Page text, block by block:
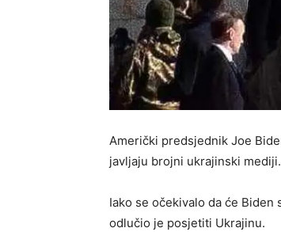
Američki predsjednik Joe
javljaju brojni ukrajinski mediji.
Iako se očekivalo da će
odlučio je posjetiti Ukrajinu.